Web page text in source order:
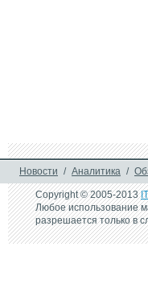
Новости / Аналитика /
Copyright © 2005-2013
Любое использование
разрешается только в